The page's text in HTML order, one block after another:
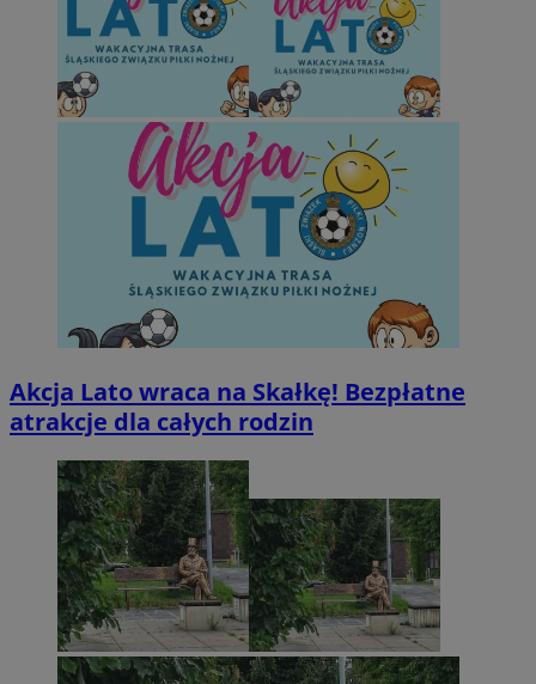
Akcja Lato wraca na Skałkę! Bezpłatne
atrakcje dla całych rodzin